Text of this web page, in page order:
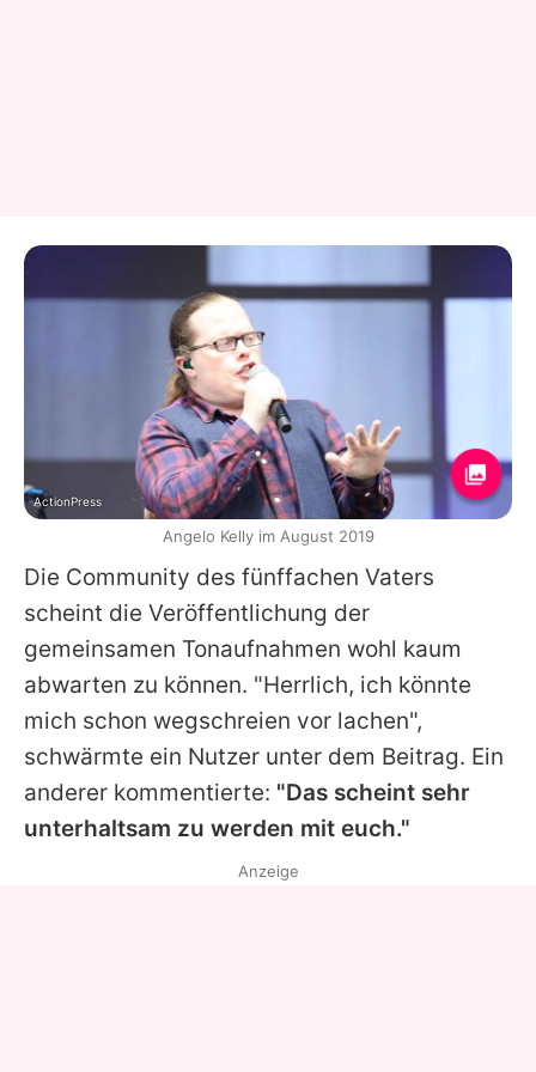
Die Community des fünffachen Vaters
scheint die Veröffentlichung der
gemeinsamen Tonaufnahmen wohl kaum
abwarten zu können. "Herrlich, ich könnte
mich schon wegschreien vor lachen",
schwärmte ein Nutzer unter dem Beitrag. Ein
anderer kommentierte: "Das scheint sehr
unterhaltsam zu werden mit euch."
ActionPress
Angelo Kelly im August 2019
Anzeige